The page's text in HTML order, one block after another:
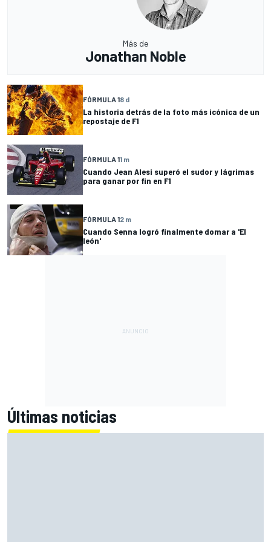
Más de
Jonathan Noble
FÓRMULA 18 d
La historia detrás de la foto más icónica de un
repostaje de F1
FÓRMULA 11 m
Cuando Jean Alesi superó el sudor y lágrimas
para ganar por fin en F1
FÓRMULA 12 m
Cuando Senna logró finalmente domar a 'El
león'
Últimas noticias